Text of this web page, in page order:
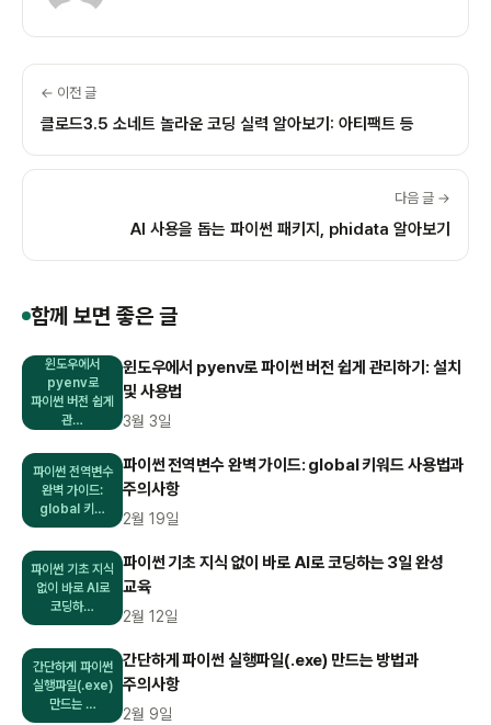
← 이전 글
클로드3.5 소네트 놀라운 코딩 실력 알아보기: 아티팩트 등
다음 글 →
AI 사용을 돕는 파이썬 패키지, phidata 알아보기
함께 보면 좋은 글
윈도우에서
pyenv로
파이썬 버전 쉽게
관…
윈도우에서 pyenv로 파이썬 버전 쉽게 관리하기: 설치
및 사용법
3월 3일
파이썬 전역변수
완벽 가이드:
global 키…
파이썬 전역변수 완벽 가이드: global 키워드 사용법과
주의사항
2월 19일
파이썬 기초 지식
없이 바로 AI로
코딩하…
파이썬 기초 지식 없이 바로 AI로 코딩하는 3일 완성
교육
2월 12일
간단하게 파이썬
실행파일(.exe)
만드는 …
간단하게 파이썬 실행파일(.exe) 만드는 방법과
주의사항
2월 9일